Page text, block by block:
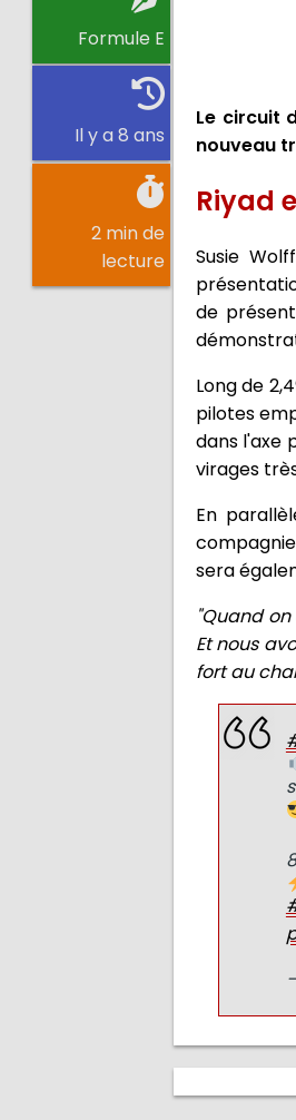
Formule E
Il y a 8 ans
2 min de
lecture
Le circuit
nouveau
Riyad
Susie
de
Long de
pilotes
dans l'axe
virages
En
sera
"Quand
Et nous
fort au